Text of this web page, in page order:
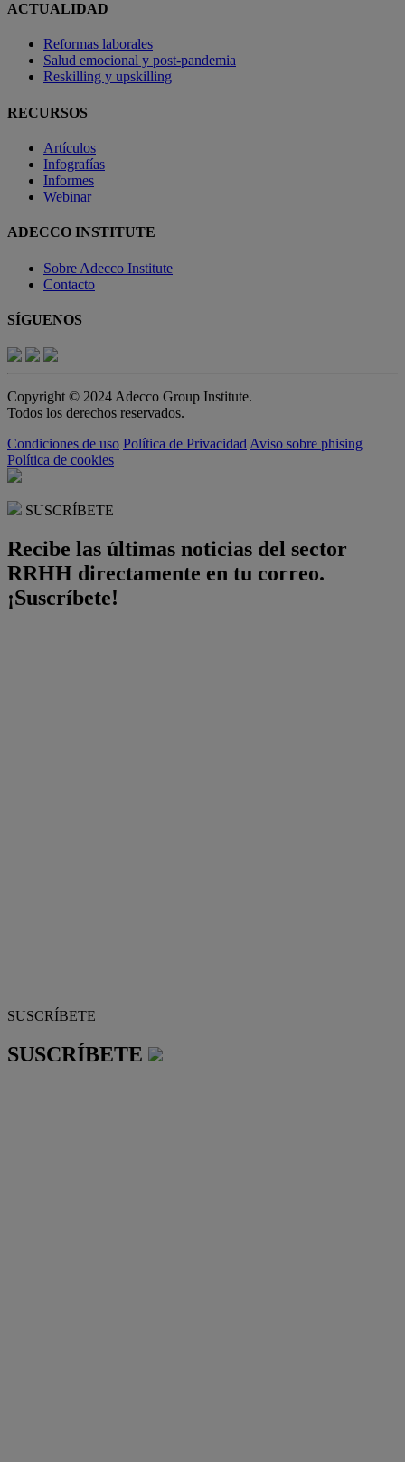
ACTUALIDAD
Reformas laborales
Salud emocional y post-pandemia
Reskilling y upskilling
RECURSOS
Artículos
Infografías
Informes
Webinar
ADECCO INSTITUTE
Sobre Adecco Institute
Contacto
SÍGUENOS
Copyright © 2024 Adecco Group Institute.
Todos los derechos reservados.
Condiciones de uso Política de Privacidad Aviso sobre phising
Política de cookies
SUSCRÍBETE
Recibe las últimas noticias del sector
RRHH directamente en tu correo.
¡Suscríbete!
SUSCRÍBETE
SUSCRÍBETE